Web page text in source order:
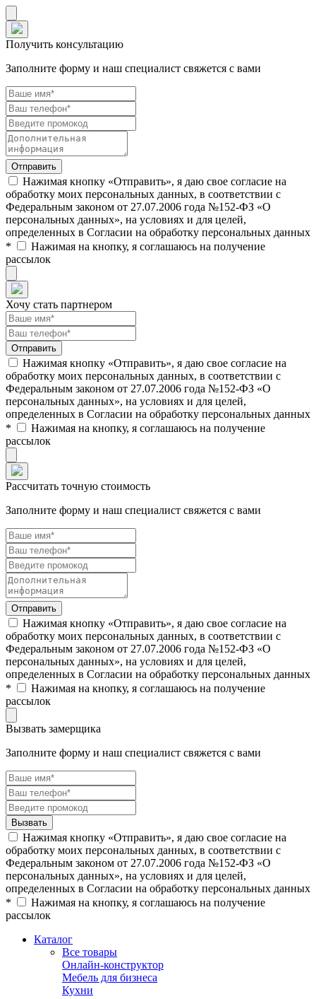
Получить консультацию
Заполните форму и наш специалист свяжется с вами
Нажимая кнопку «Отправить», я даю свое согласие на
обработку моих персональных данных, в соответствии с
Федеральным законом от 27.07.2006 года №152-ФЗ «О
персональных данных», на условиях и для целей,
определенных в Согласии на обработку персональных данных
*
Нажимая на кнопку, я соглашаюсь на получение
рассылок
Хочу стать партнером
Нажимая кнопку «Отправить», я даю свое согласие на
обработку моих персональных данных, в соответствии с
Федеральным законом от 27.07.2006 года №152-ФЗ «О
персональных данных», на условиях и для целей,
определенных в Согласии на обработку персональных данных
*
Нажимая на кнопку, я соглашаюсь на получение
рассылок
Рассчитать точную стоимость
Заполните форму и наш специалист свяжется с вами
Нажимая кнопку «Отправить», я даю свое согласие на
обработку моих персональных данных, в соответствии с
Федеральным законом от 27.07.2006 года №152-ФЗ «О
персональных данных», на условиях и для целей,
определенных в Согласии на обработку персональных данных
*
Нажимая на кнопку, я соглашаюсь на получение
рассылок
Вызвать замерщика
Заполните форму и наш специалист свяжется с вами
Нажимая кнопку «Отправить», я даю свое согласие на
обработку моих персональных данных, в соответствии с
Федеральным законом от 27.07.2006 года №152-ФЗ «О
персональных данных», на условиях и для целей,
определенных в Согласии на обработку персональных данных
*
Нажимая на кнопку, я соглашаюсь на получение
рассылок
Каталог
Все товары
Онлайн-конструктор
Мебель для бизнеса
Кухни